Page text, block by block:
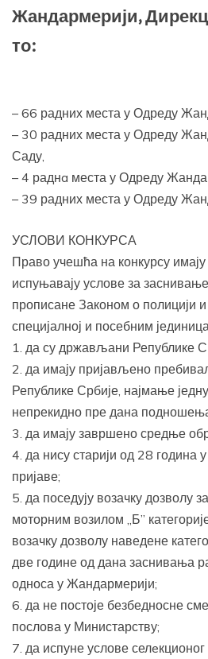
Жандармерији,
то:
– 66 радних места у Одреду
– 30 радних места у Одреду
Саду,
– 4 раднa места у Одреду
– 39 радних места у Одреду
УСЛОВИ КОНКУРСА
Право учешћа на конкурсу имају
испуњавају услове за
прописане Законом о полицији
специјалној и посебним
1. да су држављани Републике
2. да имају пријављено
Републике Србије, најмање
непрекидно пре дана
3. да имају завршено средње
4. да нису старији од 28
пријаве;
5. да поседују возачку дозволу
моторним возилом „Б”
возачку дозволу наведене
две године од дана заснивања
односа у Жандармерији;
6. да не постоје безбедносне
послова у Министарству;
7. да испуне услове